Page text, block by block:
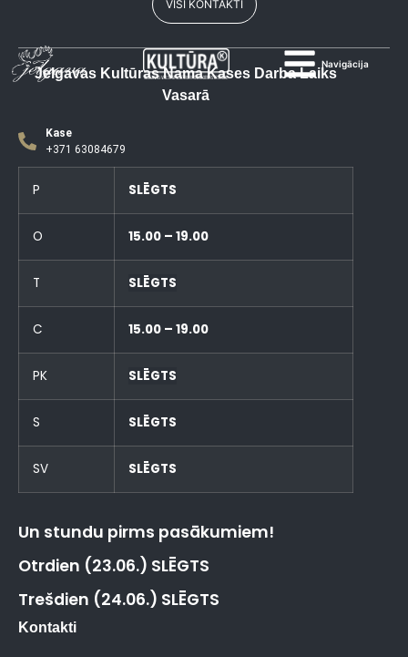
Navigācija
VISI KONTAKTI
Jelgavas Kultūras Nama Kases Darba Laiks
Vasarā
Kase
+371 63084679
P SLĒGTS
O 15.00 – 19.00
T SLĒGTS
C 15.00 – 19.00
PK SLĒGTS
S SLĒGTS
SV SLĒGTS
Un stundu pirms pasākumiem!
Otrdien (23.06.) SLĒGTS
Trešdien (24.06.) SLĒGTS
Kontakti